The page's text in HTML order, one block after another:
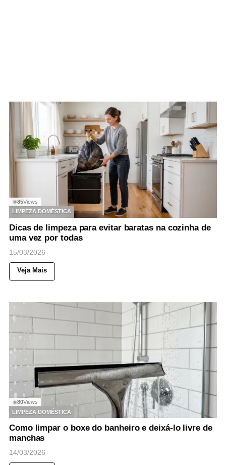
◉85Views
LIMPEZA DOMÉSTICA
Dicas de limpeza para evitar baratas na cozinha de
uma vez por todas
15/03/2026
Veja Mais
◉80Views
LIMPEZA DOMÉSTICA
Como limpar o boxe do banheiro e deixá-lo livre de
manchas
14/03/2026